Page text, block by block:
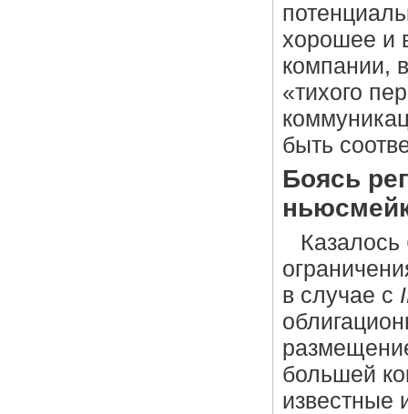
хорошее и
компании,
«тихого
быть
Боясь
в случае с
большей
известные